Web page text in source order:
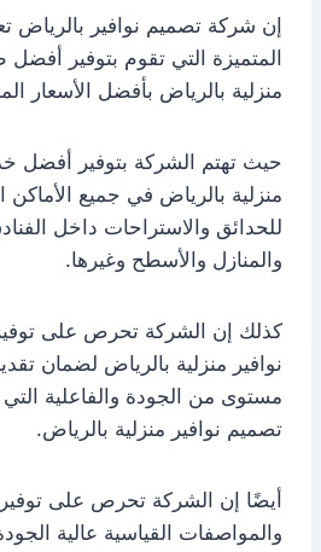
إن شركة تصميم نوافير بالرياض
المتميزة التي تقوم بتوفير
منزلية بالرياض بأفضل الأسعار
حيث تهتم الشركة بتوفير أفضل
منزلية بالرياض في جميع الأماكن
للحدائق والاستراحات داخل
والمنازل والأسطح وغيرها.
كذلك إن الشركة تحرص على
نوافير منزلية بالرياض لضمان
مستوى من الجودة والفاعلية
تصميم نوافير منزلية بالرياض.
أيضًا إن الشركة تحرص على توفير
والمواصفات القياسية عالية